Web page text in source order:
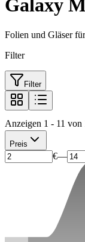
Galaxy
Folien und Gläser
Filter
Filter
Anzeigen 1 - 11 von
Preis
€—